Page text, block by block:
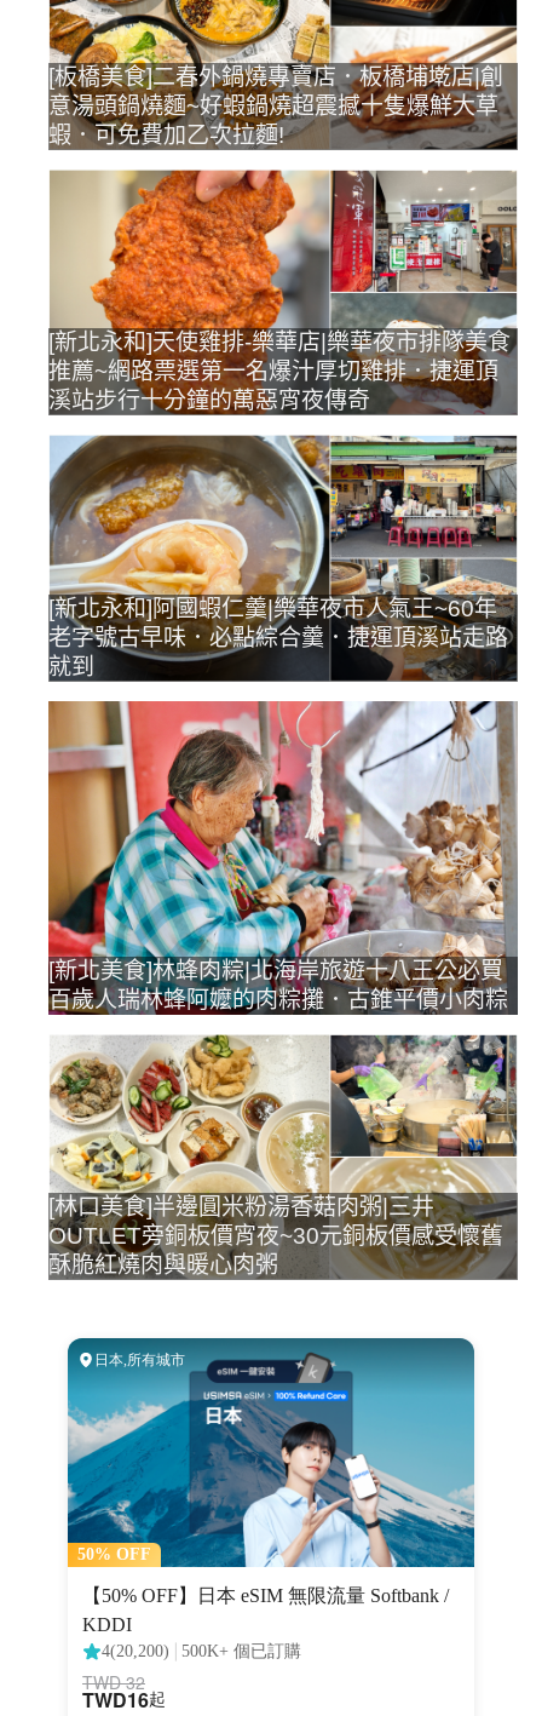
[板橋美食]二春外鍋燒專賣店．板橋埔墘店|創
意湯頭鍋燒麵~好蝦鍋燒超震撼十隻爆鮮大草
蝦．可免費加乙次拉麵!
[新北永和]天使雞排-樂華店|樂華夜市排隊美食
推薦~網路票選第一名爆汁厚切雞排．捷運頂
溪站步行十分鐘的萬惡宵夜傳奇
[新北永和]阿國蝦仁羹|樂華夜市人氣王~60年
老字號古早味．必點綜合羹．捷運頂溪站走路
就到
[新北美食]林蜂肉粽|北海岸旅遊十八王公必買
百歲人瑞林蜂阿嬤的肉粽攤．古錐平價小肉粽
[林口美食]半邊圓米粉湯香菇肉粥|三井
OUTLET旁銅板價宵夜~30元銅板價感受懷舊
酥脆紅燒肉與暖心肉粥